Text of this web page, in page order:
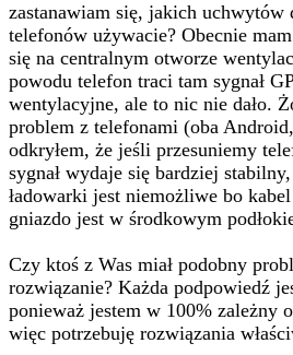
zastanawiam się, jakich uchwytów
telefonów używacie? Obecnie
się na centralnym otworze
powodu telefon traci tam sygnał
wentylacyjne, ale to nic nie dało.
problem z telefonami (oba
odkryłem, że jeśli przesuniemy
sygnał wydaje się bardziej
ładowarki jest niemożliwe bo
gniazdo jest w środkowym
Czy ktoś z Was miał podobny
rozwiązanie? Każda podpowiedź
ponieważ jestem w 100% zależny
więc potrzebuję rozwiązania